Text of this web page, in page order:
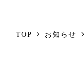
TOP お知らせ